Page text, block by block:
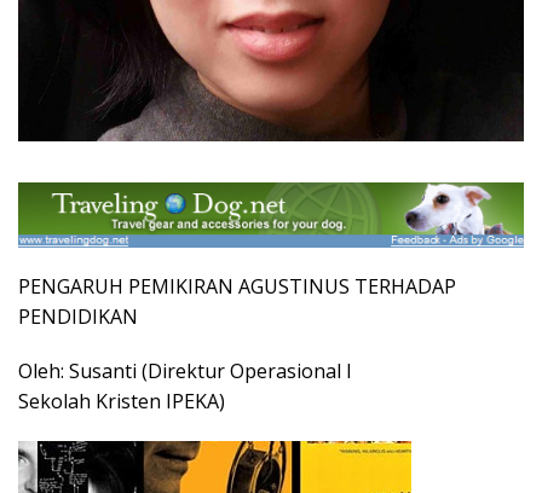
PENGARUH PEMIKIRAN AGUSTINUS TERHADAP
PENDIDIKAN
Oleh: Susanti (Direktur Operasional I
Sekolah Kristen IPEKA)